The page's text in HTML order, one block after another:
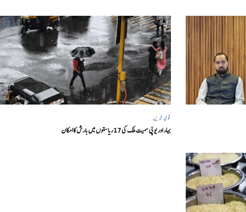
قومی خبریں
بہار اور یو پی سمیت ملک کی 17ریاستوں میں بارش کا امکان